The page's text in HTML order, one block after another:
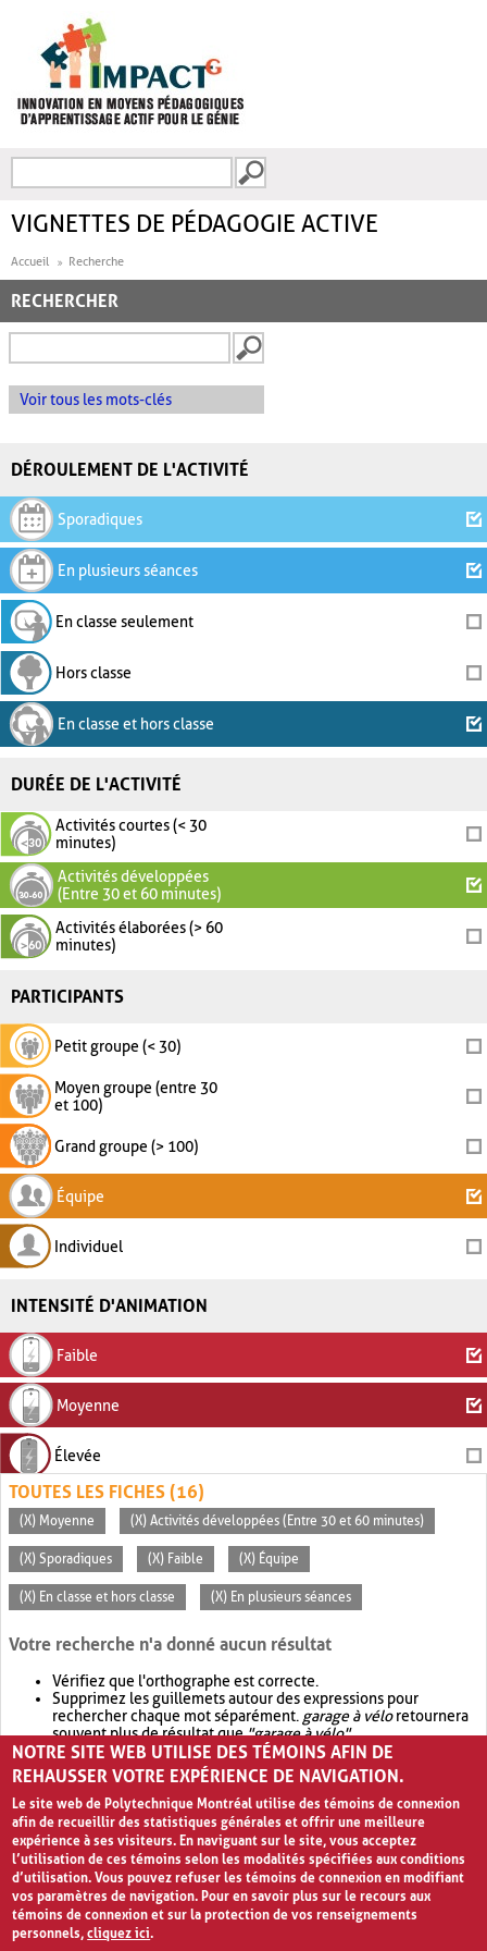
FORMULAIRE DE
VIGNETTES DE PÉDAGOGIE ACTIVE
Accueil Recherche
RECHERCHER
Voir tous les mots-clés
DÉROULEMENT DE L'ACTIVITÉ
Sporadiques
En plusieurs séances
En classe seulement
Hors classe
En classe et hors classe
DURÉE DE L'ACTIVITÉ
Activités courtes (< 30
minutes)
Activités développées
(Entre 30 et 60 minutes)
Activités élaborées (> 60
minutes)
PARTICIPANTS
Petit groupe (< 30)
Moyen groupe (entre 30
et 100)
Grand groupe (> 100)
Équipe
Individuel
INTENSITÉ D'ANIMATION
Faible
Moyenne
Élevée
TOUTES LES FICHES (16)
(X) Moyenne (X) Activités développées (Entre 30 et 60 minutes)
(X) Sporadiques (X) Faible (X) Équipe
(X) En classe et hors classe (X) En plusieurs séances
Votre recherche n'a donné aucun résultat
Vérifiez que l'orthographe est correcte.
Supprimez les guillemets autour des expressions pour
rechercher chaque mot séparément. garage à véloretournera
souvent plus de résultat que"garage à vélo".
Envisagez d'élargir votre recherche avec OR.garage OR vélo
retournera souvent plus de résultat quegarage à vélo
NOTRE SITE WEB UTILISE DES TÉMOINS AFIN DE
REHAUSSER VOTRE EXPÉRIENCE DE NAVIGATION.
Le site web de Polytechnique Montréal utilise des témoins de connexion
afin de recueillir des statistiques générales et offrir une meilleure
expérience à ses visiteurs. En naviguant sur le site, vous acceptez
l’utilisation de ces témoins selon les modalités spécifiées aux conditions
d’utilisation. Vous pouvez refuser les témoins de connexion en modifiant
vos paramètres de navigation. Pour en savoir plus sur le recours aux
témoins de connexion et sur la protection de vos renseignements
personnels,cliquez ici.